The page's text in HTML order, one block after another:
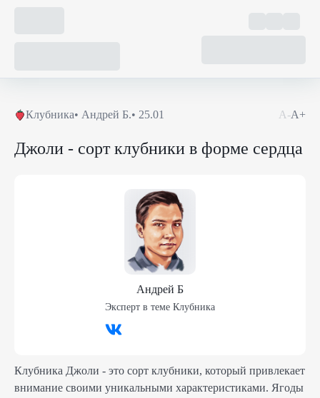
Клубника• Андрей Б.• 25.01 А-А+
Джоли - сорт клубники в форме сердца
Андрей Б
Эксперт в теме Клубника
Клубника Джоли - это сорт клубники, который привлекает
внимание своими уникальными характеристиками. Ягоды